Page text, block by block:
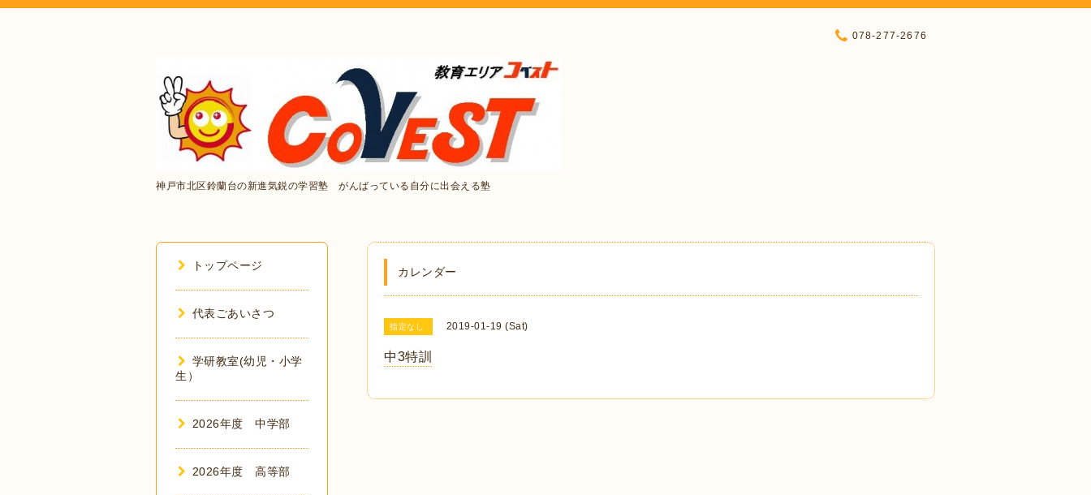
神戸市北区鈴蘭台の新進気鋭の学習塾 がんばっている自分に出会える塾
078-277-2676
カレンダー
指定なし 2019-01-19 (Sat)
中3特訓
トップページ
代表ごあいさつ
学研教室(幼児・小学
生）
2026年度 中学部
2026年度 高等部